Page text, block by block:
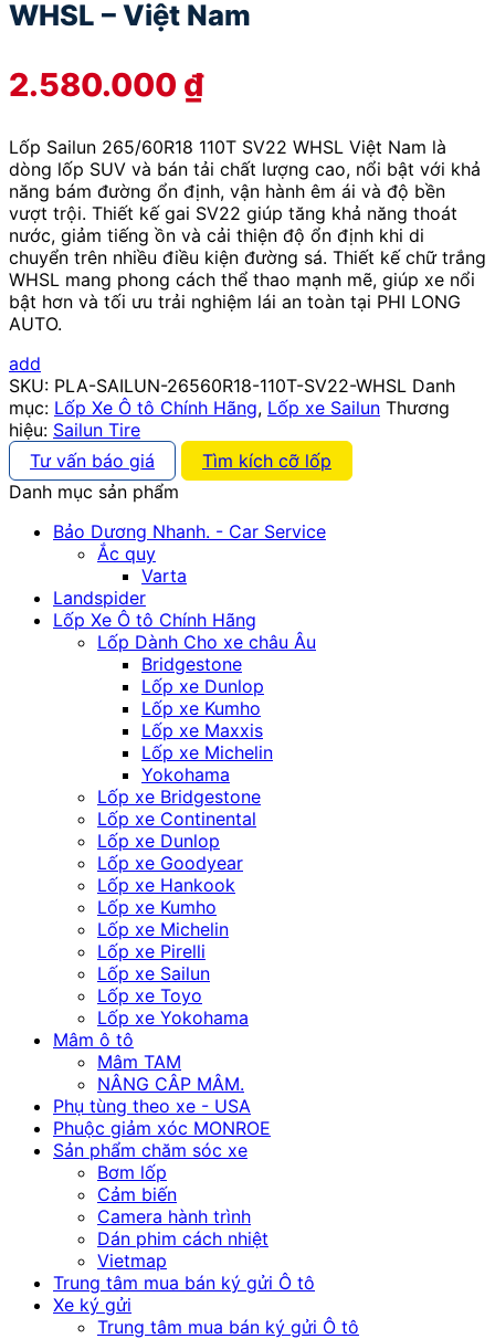
WHSL – Việt Nam
2.580.000 ₫
Lốp Sailun 265/60R18 110T SV22 WHSL Việt Nam là
dòng lốp SUV và bán tải chất lượng cao, nổi bật với khả
năng bám đường ổn định, vận hành êm ái và độ bền
vượt trội. Thiết kế gai SV22 giúp tăng khả năng thoát
nước, giảm tiếng ồn và cải thiện độ ổn định khi di
chuyển trên nhiều điều kiện đường sá. Thiết kế chữ trắng
WHSL mang phong cách thể thao mạnh mẽ, giúp xe nổi
bật hơn và tối ưu trải nghiệm lái an toàn tại PHI LONG
AUTO.
add
SKU: PLA-SAILUN-26560R18-110T-SV22-WHSL Danh
mục: Lốp Xe Ô tô Chính Hãng, Lốp xe Sailun Thương
hiệu: Sailun Tire
Tư vấn báo giá
Tìm kích cỡ lốp
Danh mục sản phẩm
Bảo Dương Nhanh. - Car Service
Ắc quy
Varta
Landspider
Lốp Xe Ô tô Chính Hãng
Lốp Dành Cho xe châu Âu
Bridgestone
Lốp xe Dunlop
Lốp xe Kumho
Lốp xe Maxxis
Lốp xe Michelin
Yokohama
Lốp xe Bridgestone
Lốp xe Continental
Lốp xe Dunlop
Lốp xe Goodyear
Lốp xe Hankook
Lốp xe Kumho
Lốp xe Michelin
Lốp xe Pirelli
Lốp xe Sailun
Lốp xe Toyo
Lốp xe Yokohama
Mâm ô tô
Mâm TAM
NÂNG CÂP MÂM.
Phụ tùng theo xe - USA
Phuộc giảm xóc MONROE
Sản phẩm chăm sóc xe
Bơm lốp
Cảm biến
Camera hành trình
Dán phim cách nhiệt
Vietmap
Trung tâm mua bán ký gửi Ô tô
Xe ký gửi
Trung tâm mua bán ký gửi Ô tô